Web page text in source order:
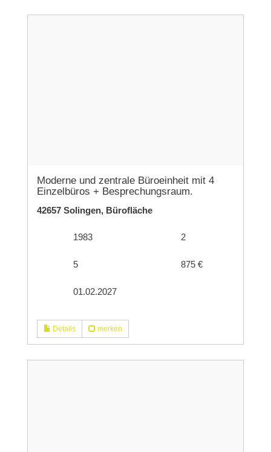
Moderne und zentrale Büroeinheit mit 4
Einzelbüros + Besprechungsraum.
42657 Solingen, Bürofläche
1983 2
5 875 €
01.02.2027
Details merken